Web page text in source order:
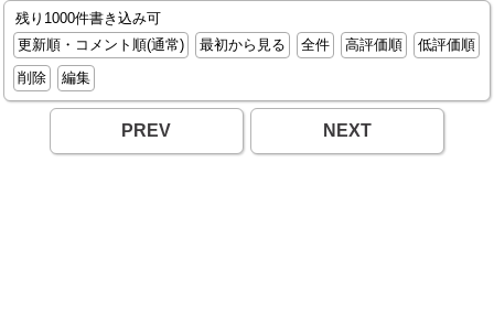
残り1000件書き込み可
更新順・コメント順(通常)
最初から見る 全件 高評価順
低評価順
削除
編集
PREV NEXT